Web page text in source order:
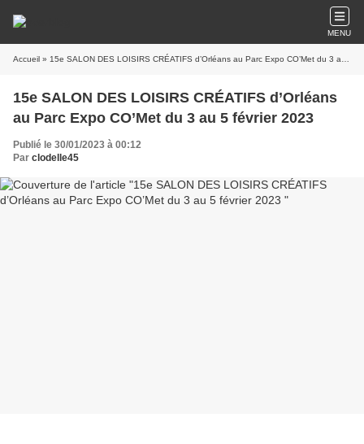
MENU
Accueil » 15e SALON DES LOISIRS CRÉATIFS d’Orléans au Parc Expo CO’Met du 3 au 5 février 2023
15e SALON DES LOISIRS CRÉATIFS d’Orléans
au Parc Expo CO’Met du 3 au 5 février 2023
Publié le 30/01/2023 à 00:12
Par clodelle45